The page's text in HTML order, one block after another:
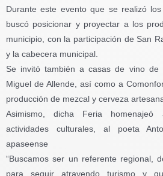
Durante este evento que se realizó
buscó posicionar y proyectar a los
municipio, con la participación de San
y la cabecera municipal.
Se invitó también a casas de vino de
Miguel de Allende, así como a
producción de mezcal y cerveza
Asimismo, dicha Feria
actividades culturales, al poeta
apaseense
“Buscamos ser un referente regional,
para seguir atrayendo turismo y